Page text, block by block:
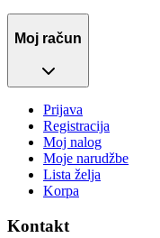
Moj račun
Prijava
Registracija
Moj nalog
Moje narudžbe
Lista želja
Korpa
Kontakt